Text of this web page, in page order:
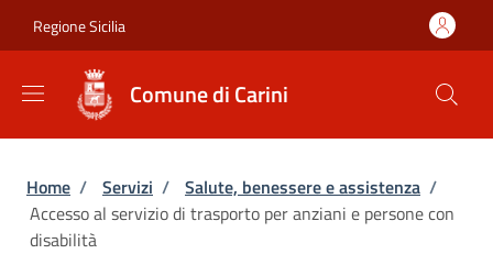
Regione Sicilia
Comune di Carini
Briciole di pane
Home / Servizi / Salute, benessere e assistenza /
Accesso al servizio di trasporto per anziani e persone con
disabilità